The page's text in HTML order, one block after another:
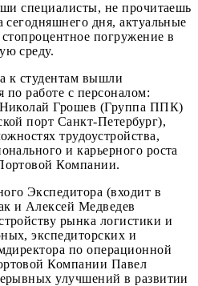
специалисты, не прочитаешь
дня, актуальные
погружение в
среду.
к студентам вышли
по работе с персоналом:
Николай Грошев (Группа ППК)
порт Санкт-Петербург),
трудоустройства,
и карьерного роста
Компании.
Экспедитора (входит в
и Алексей Медведев
рынка логистики и
экспедиторских и
по операционной
Компании Павел
улучшений в развитии